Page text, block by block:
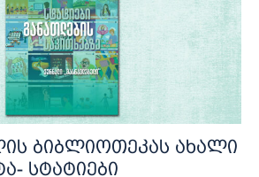
ბიბლიოთეკას ახალი
სტატიები